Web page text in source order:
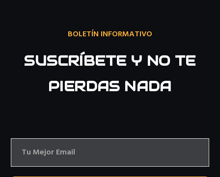
BOLETÍN INFORMATIVO
SUSCRÍBETE Y NO TE
PIERDAS NADA